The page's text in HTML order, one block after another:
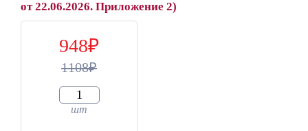
от 22.06.2026. Приложение 2)
948
1108
шт